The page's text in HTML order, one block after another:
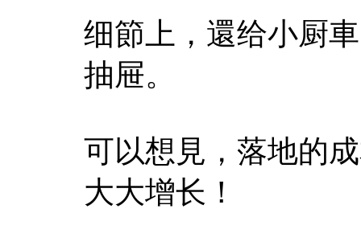
细節上，還给小厨
抽屉。
可以想見，落地的
大大增长！